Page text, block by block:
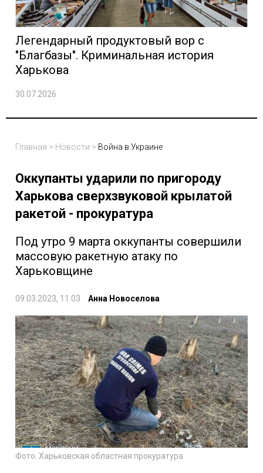
Легендарный продуктовый вор с
"Благбазы". Криминальная история
Харькова
30.07.2026
Главная > Новости > Война в Украине
Оккупанты ударили по пригороду
Харькова сверхзвуковой крылатой
ракетой - прокуратура
Под утро 9 марта оккупанты совершили
массовую ракетную атаку по
Харьковщине
09.03.2023, 11:03 Анна Новоселова
Фото: Харьковская областная прокуратура